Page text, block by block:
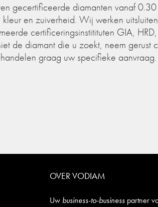
gecertificeerde diamanten vanaf
kleur en zuiverheid. Wij werken
certificeringsinstitituten GIA,
de diamant die u zoekt, neem gerust
graag uw specifieke aanvraag.
OVER VODIAM
Uw business-to-businesspartner